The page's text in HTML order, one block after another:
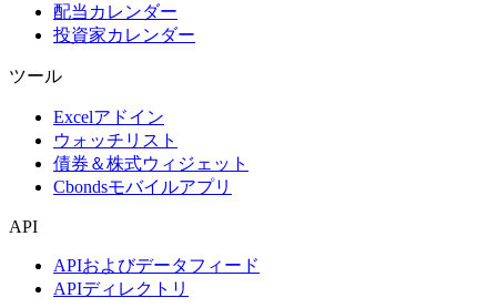
配当カレンダー
投資家カレンダー
ツール
Excelアドイン
ウォッチリスト
債券＆株式ウィジェット
Cbondsモバイルアプリ
API
APIおよびデータフィード
APIディレクトリ